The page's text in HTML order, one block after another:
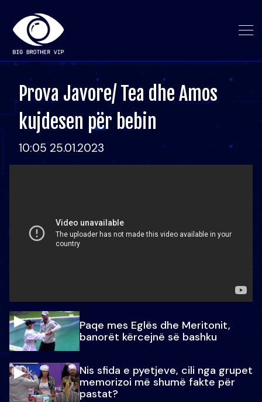
Prova Javore/ Tea dhe Amos
kujdesen për bebin
10:05 25.01.2023
Paqe mes Eglës dhe Meritonit,
banorët kërcejnë së bashku
Nis sfida e pyetjeve, cili nga grupet
memorizoi më shumë fakte për
pastat?